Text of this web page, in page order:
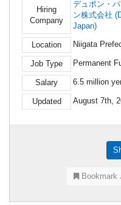
Hiring
Company
デュポン・
ン株式会社
Japan)
Location Niigata
Job Type Permanent
Salary 6.5 million
Updated August 7th,
Bookmark